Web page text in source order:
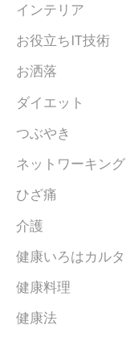
インテリア
お役立ちIT技術
お洒落
ダイエット
つぶやき
ネットワーキング
ひざ痛
介護
健康いろはカルタ
健康料理
健康法